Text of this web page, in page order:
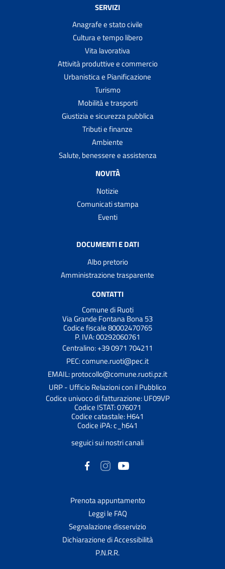
SERVIZI
Anagrafe e stato civile
Cultura e tempo libero
Vita lavorativa
Attività produttive e commercio
Urbanistica e Pianificazione
Turismo
Mobilità e trasporti
Giustizia e sicurezza pubblica
Tributi e finanze
Ambiente
Salute, benessere e assistenza
NOVITÀ
Notizie
Comunicati stampa
Eventi
DOCUMENTI E DATI
Albo pretorio
Amministrazione trasparente
CONTATTI
Comune di Ruoti
Via Grande Fontana Bona 53
Codice fiscale 80002470765
P. IVA: 00292060761
Centralino: +39 0971 704211
PEC: comune.ruoti@pec.it
EMAIL: protocollo@comune.ruoti.pz.it
URP - Ufficio Relazioni con il Pubblico
Codice univoco di fatturazione: UF09VP
Codice ISTAT: 076071
Codice catastale: H641
Codice iPA: c_h641
seguici sui nostri canali
Prenota appuntamento
Leggi le FAQ
Segnalazione disservizio
Dichiarazione di Accessibilità
P.N.R.R.